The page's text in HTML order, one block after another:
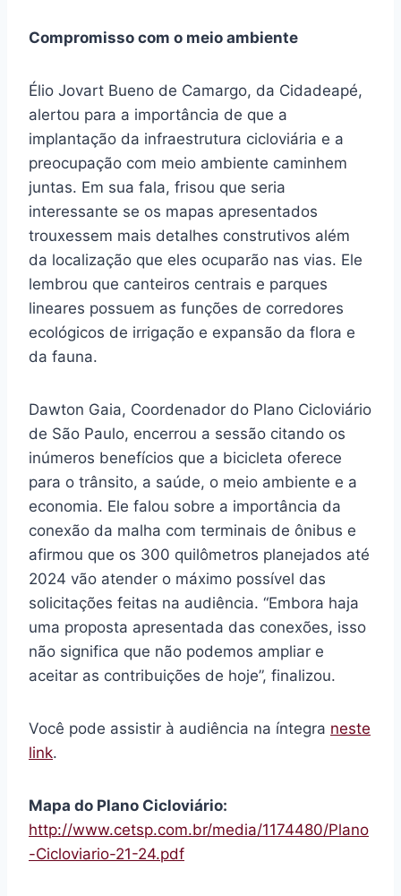
Compromisso com o meio ambiente
Élio Jovart Bueno de Camargo, da Cidadeapé,
alertou para a importância de que a
implantação da infraestrutura cicloviária e a
preocupação com meio ambiente caminhem
juntas. Em sua fala, frisou que seria
interessante se os mapas apresentados
trouxessem mais detalhes construtivos além
da localização que eles ocuparão nas vias. Ele
lembrou que canteiros centrais e parques
lineares possuem as funções de corredores
ecológicos de irrigação e expansão da flora e
da fauna.
Dawton Gaia, Coordenador do Plano Cicloviário
de São Paulo, encerrou a sessão citando os
inúmeros benefícios que a bicicleta oferece
para o trânsito, a saúde, o meio ambiente e a
economia. Ele falou sobre a importância da
conexão da malha com terminais de ônibus e
afirmou que os 300 quilômetros planejados até
2024 vão atender o máximo possível das
solicitações feitas na audiência. “Embora haja
uma proposta apresentada das conexões, isso
não significa que não podemos ampliar e
aceitar as contribuições de hoje”, finalizou.
Você pode assistir à audiência na íntegra neste
link.
Mapa do Plano Cicloviário:
http://www.cetsp.com.br/media/1174480/Plano
-Cicloviario-21-24.pdf